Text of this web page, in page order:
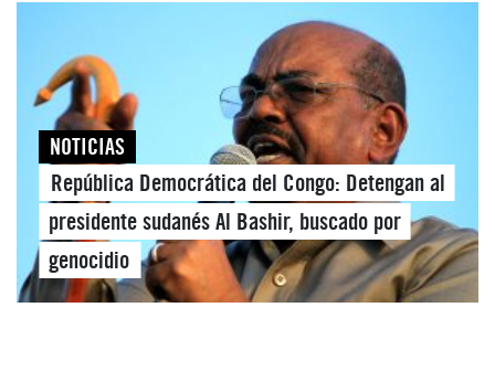
NOTICIAS
República Democrática del Congo: Detengan al
presidente sudanés Al Bashir, buscado por
genocidio